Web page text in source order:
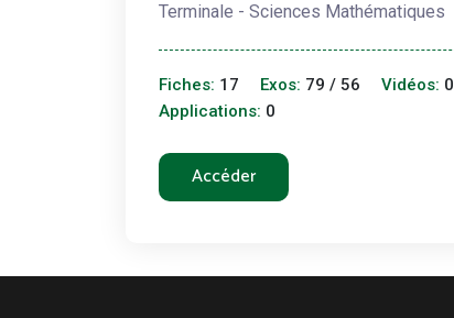
Terminale - Sciences Mathématiques
Fiches: 17 Exos: 79 / 56 Vidéos: 0
Applications: 0
Accéder